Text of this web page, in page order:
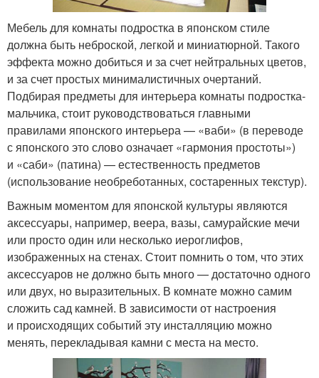
Мебель для комнаты подростка в японском стиле
должна быть неброской, легкой и миниатюрной. Такого
эффекта можно добиться и за счет нейтральных цветов,
и за счет простых минималистичных очертаний.
Подбирая предметы для интерьера комнаты подростка-
мальчика, стоит руководствоваться главными
правилами японского интерьера — «ваби» (в переводе
с японского это слово означает «гармония простоты»)
и «саби» (патина) — естественность предметов
(использование необреботанных, состаренных текстур).
Важным моментом для японской культуры являются
аксессуары, например, веера, вазы, самурайские мечи
или просто один или несколько иероглифов,
изображенных на стенах. Стоит помнить о том, что этих
аксессуаров не должно быть много — достаточно одного
или двух, но выразительных. В комнате можно самим
сложить сад камней. В зависимости от настроения
и происходящих событий эту инсталляцию можно
менять, перекладывая камни с места на место.